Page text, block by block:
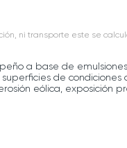
ni transporte este se
a base de
de condiciones
eólica, exposición